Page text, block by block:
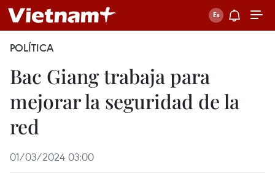
POLÍTICA
Bac Giang trabaja para
mejorar la seguridad de la
red
01/03/2024 03:00